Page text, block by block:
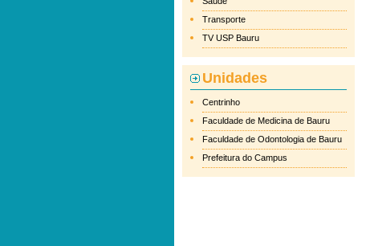
Transporte
TV USP Bauru
Unidades
Centrinho
Faculdade de Medicina de Bauru
Faculdade de Odontologia de Bauru
Prefeitura do Campus